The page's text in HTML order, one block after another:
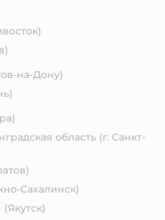
на-Дону)
область (г. Санкт-
Сахалинск)
(Якутск)